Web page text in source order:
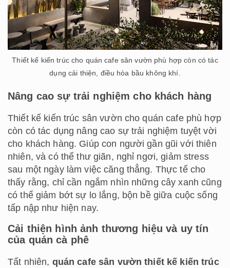
Thiết kế kiến trúc cho quán cafe sân vườn phù hợp còn có tác
dụng cải thiện, điều hòa bầu không khí.
Nâng cao sự trải nghiệm cho khách hàng
Thiết kế kiến trúc sân vườn cho quán cafe phù hợp
còn có tác dụng nâng cao sự trải nghiệm tuyệt vời
cho khách hàng. Giúp con người gần gũi với thiên
nhiên, và có thể thư giãn, nghỉ ngơi, giảm stress
sau một ngày làm việc căng thẳng. Thực tế cho
thấy rằng, chỉ cần ngắm nhìn những cây xanh cũng
có thể giảm bớt sự lo lắng, bộn bề giữa cuộc sống
tấp nập như hiện nay.
Cải thiện hình ảnh thương hiệu và uy tín
của quán cà phê
Tất nhiên, quán cafe sân vườn thiết kế kiến trúc